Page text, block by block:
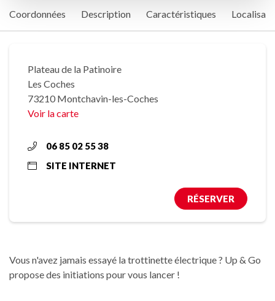
Coordonnées Description Caractéristiques
Plateau de la Patinoire
Les Coches
73210 Montchavin-les-Coches
Voir la carte
06 85 02 55 38
SITE INTERNET
RÉSERVER
Vous n'avez jamais essayé la trottinette électrique ? Up & Go
propose des initiations pour vous lancer !